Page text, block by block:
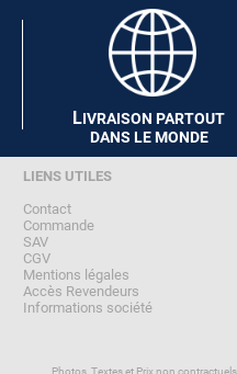
LIVRAISON PARTOUT
DANS LE MONDE
LIENS UTILES
Contact
Commande
SAV
CGV
Mentions légales
Accès Revendeurs
Informations société
Photos, Textes et Prix non